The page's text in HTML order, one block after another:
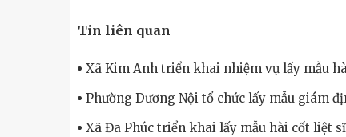
Tin liên quan
Xã Kim Anh triển khai nhiệm vụ lấy mẫu
Phường Dương Nội tổ chức lấy mẫu giám
Xã Đa Phúc triển khai lấy mẫu hài cốt liệt